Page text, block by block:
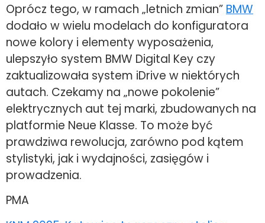
Oprócz tego, w ramach „letnich zmian” BMW
dodało w wielu modelach do konfiguratora
nowe kolory i elementy wyposażenia,
ulepszyło system BMW Digital Key czy
zaktualizowała system iDrive w niektórych
autach. Czekamy na „nowe pokolenie”
elektrycznych aut tej marki, zbudowanych na
platformie Neue Klasse. To może być
prawdziwa rewolucja, zarówno pod kątem
stylistyki, jak i wydajności, zasięgów i
prowadzenia.
PMA